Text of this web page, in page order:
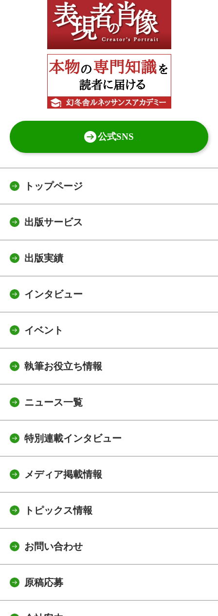
公式SNS
トップページ
出版サービス
出版実績
インタビュー
イベント
執筆お役立ち情報
ニュース一覧
特別連載インタビュー
メディア掲載情報
トピックス情報
お問い合わせ
原稿応募